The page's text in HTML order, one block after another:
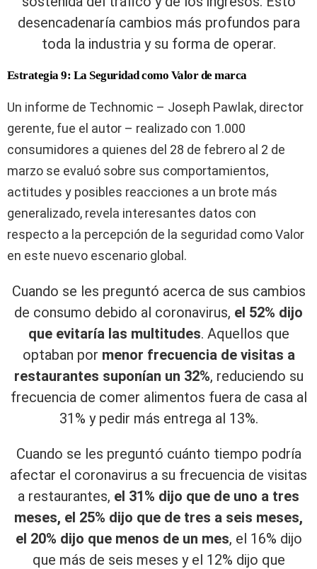
desencadenaría cambios más profundos para
toda la industria y su forma de operar.
Estrategia 9: La Seguridad como Valor de marca
Un informe de Technomic – Joseph Pawlak, director
gerente, fue el autor – realizado con 1.000
consumidores a quienes del 28 de febrero al 2 de
marzo se evaluó sobre sus comportamientos,
actitudes y posibles reacciones a un brote más
generalizado, revela interesantes datos con
respecto a la percepción de la seguridad como Valor
en este nuevo escenario global.
Cuando se les preguntó acerca de sus cambios
de consumo debido al coronavirus, el 52% dijo
que evitaría las multitudes. Aquellos que
optaban por menor frecuencia de visitas a
restaurantes suponían un 32%, reduciendo su
frecuencia de comer alimentos fuera de casa al
31% y pedir más entrega al 13%.
Cuando se les preguntó cuánto tiempo podría
afectar el coronavirus a su frecuencia de visitas
a restaurantes, el 31% dijo que de uno a tres
meses, el 25% dijo que de tres a seis meses,
el 20% dijo que menos de un mes, el 16% dijo
que más de seis meses y el 12% dijo que